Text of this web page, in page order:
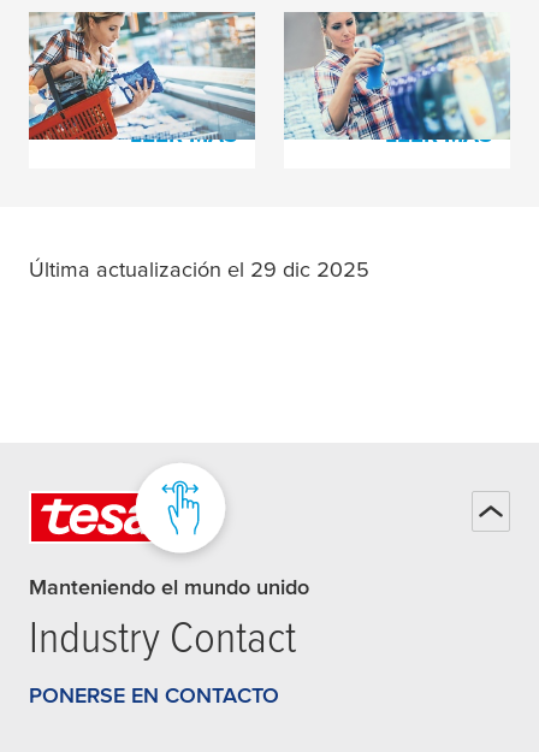
Impresión de envases
flexibles
LEER MÁS
Impresión de
etiquetas
LEER MÁS
Última actualización el 29 dic 2025
Manteniendo el mundo unido
Industry Contact
PONERSE EN CONTACTO